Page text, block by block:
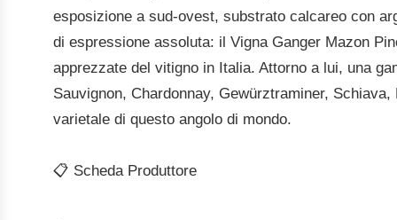
esposizione a sud-ovest, substrato calcareo con
di espressione assoluta: il Vigna Ganger Mazon
apprezzate del vitigno in Italia. Attorno a lui, una
Sauvignon, Chardonnay, Gewürztraminer,
varietale di questo angolo di mondo.
📋 Scheda Produttore